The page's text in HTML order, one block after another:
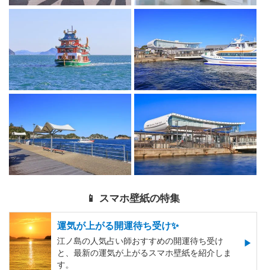
📱 スマホ壁紙の特集
運気が上がる開運待ち受け✨
江ノ島の人気占い師おすすめの開運待ち受け
と、最新の運気が上がるスマホ壁紙を紹介しま
す。